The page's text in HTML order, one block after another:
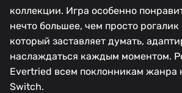
коллекции. Игра особенно
нечто большее, чем просто рогалик
который заставляет думать,
наслаждаться каждым моментом.
Evertried всем поклонникам жанра
Switch.